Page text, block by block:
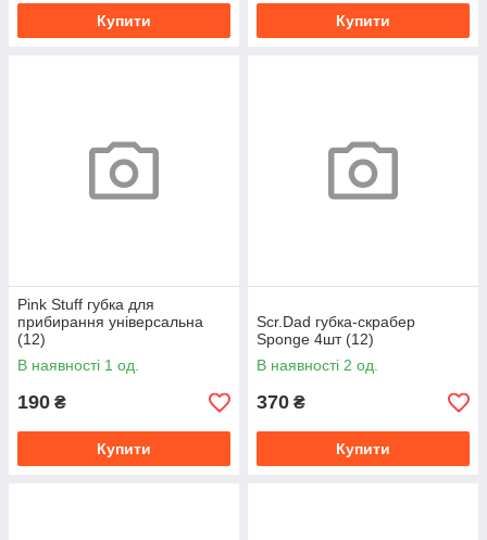
Купити Купити
Pink Stuff губка для
прибирання універсальна
(12)
В наявності 1 од.
190 ₴
Купити
Scr.Dad губка-скрабер
Sponge 4шт (12)
В наявності 2 од.
370 ₴
Купити